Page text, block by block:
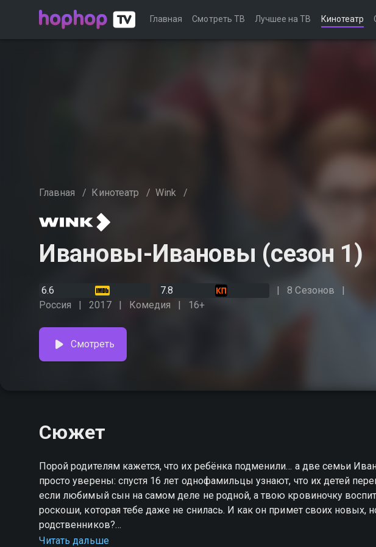
Главная Смотреть ТВ Лучшее на ТВ Кинотеатр
Главная / Кинотеатр / Wink /
Ивановы-Ивановы (сезон 1)
6.6 7.8
8 Сезонов
Россия
2017 Комедия 16+
Смотреть
Сюжет
Порой родителям кажется, что их ребёнка подменили… а две семьи
просто уверены: спустя 16 лет однофамильцы узнают, что их детей
если любимый сын на самом деле не родной, а твою кровиночку
роскоши, которая тебе даже не снилась. И как он примет своих новых,
родственников?
Читать дальше